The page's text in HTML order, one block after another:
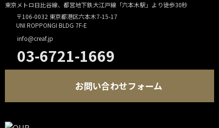
東京メトロ日比谷線、都営地下鉄大江戸線「六本木駅」より徒歩30秒
〒106-0032 東京都港区六本木7-15-17
UNI ROPPONGI BLDG 7F-E
info@creaf.jp
03-6721-1669
お問い合わせフォーム